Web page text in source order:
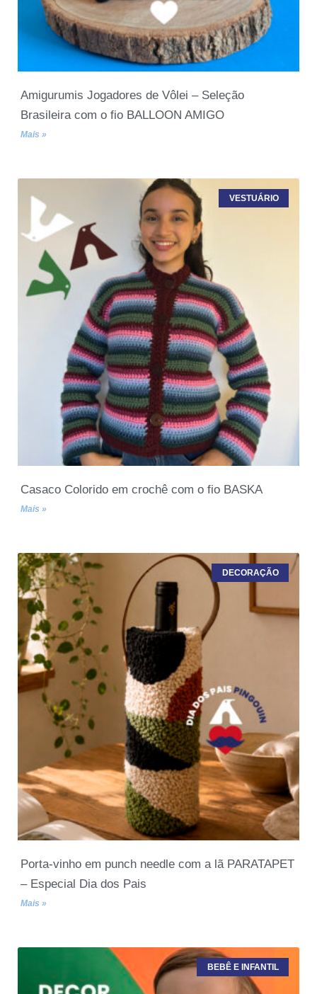
Amigurumis Jogadores de Vôlei – Seleção
Brasileira com o fio BALLOON AMIGO
Mais »
VESTUÁRIO
Casaco Colorido em crochê com o fio BASKA
Mais »
DECORAÇÃO
Porta-vinho em punch needle com a lã PARATAPET
– Especial Dia dos Pais
Mais »
BEBÊ E INFANTIL